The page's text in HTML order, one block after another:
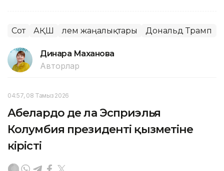
Сот АҚШ Әлем жаңалықтары Дональд Трамп
Динара Маханова
Авторлар
04:57, 08 Тамыз 2026
Абелардо де ла Эсприэлья
Колумбия президенті қызметіне
кірісті